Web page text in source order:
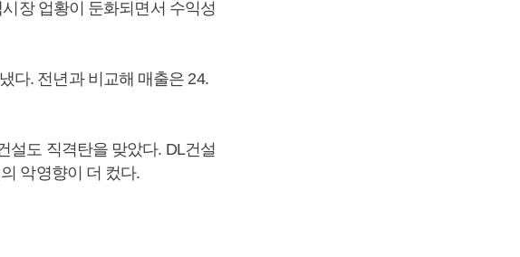
장 업황이 둔화되면서 수익성
다. 전년과 비교해 매출은 24.
설도 직격탄을 맞았다. DL건설
악영향이 더 컸다.